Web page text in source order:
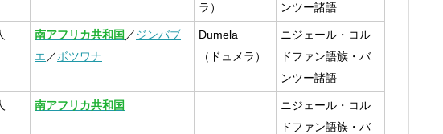
ラ）
ンツー諸語
南アフリカ共和国 ／ジンバブ
エ ／ボツワナ
Dumela
（ドュメラ）
ニジェール・コル
ドファン語族・バ
ンツー諸語
南アフリカ共和国
ニジェール・コル
ドファン語族・バ